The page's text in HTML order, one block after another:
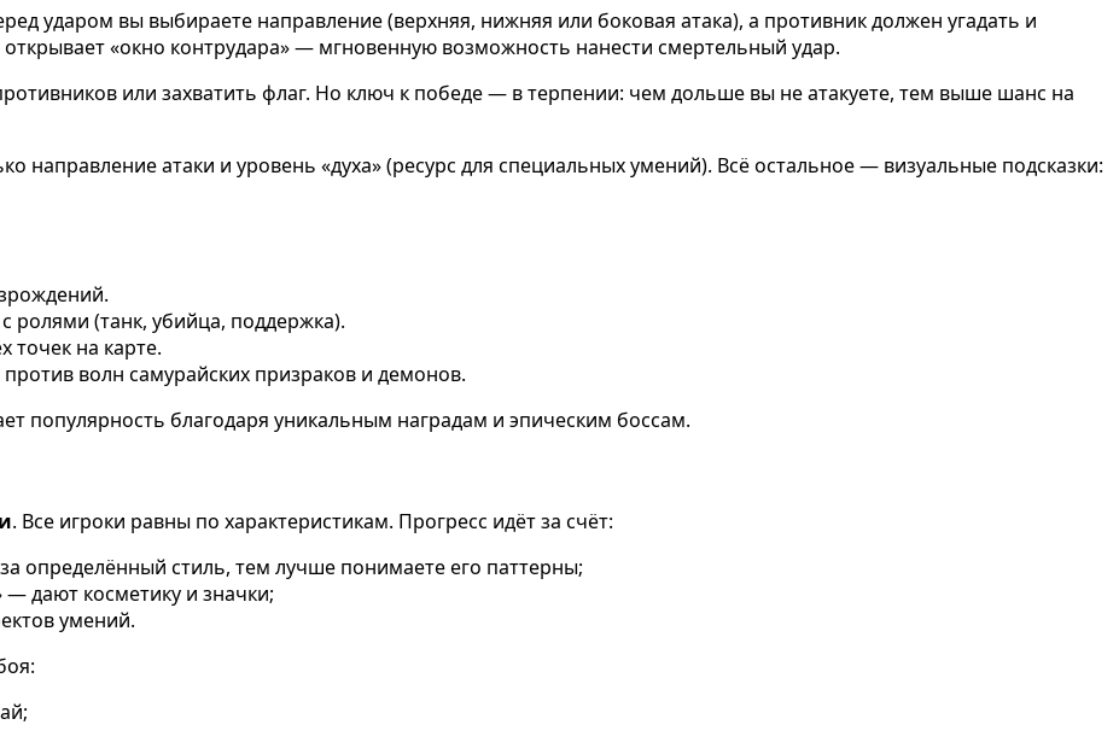
ударом вы выбираете направление (верхняя, нижняя или боковая атака), а противник должен угадать и
«окно контрудара» — мгновенную возможность нанести смертельный удар.
или захватить флаг. Но ключ к победе — в терпении: чем дольше вы не атакуете, тем выше шанс на
направление атаки и уровень «духа» (ресурс для специальных умений). Всё остальное — визуальные подсказки:
ролями (танк, убийца, поддержка).
точек на карте.
волн самурайских призраков и демонов.
популярность благодаря уникальным наградам и эпическим боссам.
. Все игроки равны по характеристикам. Прогресс идёт за счёт:
определённый стиль, тем лучше понимаете его паттерны;
— дают косметику и значки;
умений.